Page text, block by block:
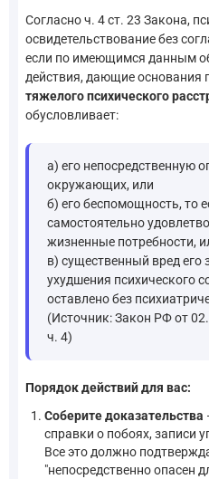
Согласно ч. 4 ст. 23 Закона,
освидетельствование без
если по имеющимся данным
действия, дающие основания
тяжелого психического
обусловливает:
а) его непосредственную
окружающих, или
б) его беспомощность, то
самостоятельно
жизненные потребности,
в) существенный вред его
ухудшения психического
оставлено без
(Источник: Закон РФ от
ч. 4)
Порядок действий для вас:
Соберите доказательства
справки о побоях, записи
Все это должно
"непосредственно опасен